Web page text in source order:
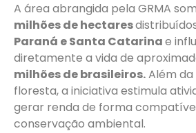
A área abrangida pela GRMA
milhões de hectares
Paraná e Santa Catarinae
diretamente a vida de
milhões de brasileiros.Além
floresta, a iniciativa estimula
gerar renda de forma
conservação ambiental.